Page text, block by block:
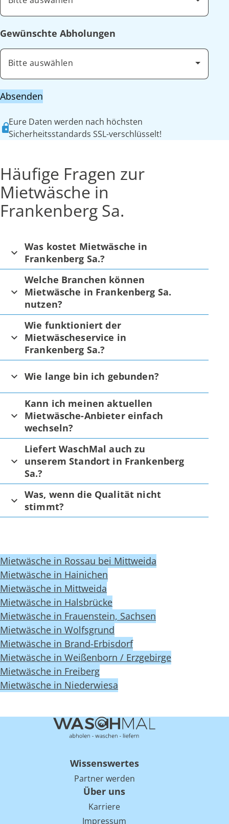
Gewünschte Abholungen
Bitte auswählen
Absenden
Eure Daten werden nach höchsten
Sicherheitsstandards SSL-verschlüsselt!
Häufige Fragen zur
Mietwäsche in
Frankenberg Sa.
Was kostet Mietwäsche in
Frankenberg Sa.?
Welche Branchen können
Mietwäsche in Frankenberg Sa.
nutzen?
Wie funktioniert der
Mietwäscheservice in
Frankenberg Sa.?
Wie lange bin ich gebunden?
Kann ich meinen aktuellen
Mietwäsche-Anbieter einfach
wechseln?
Liefert WaschMal auch zu
unserem Standort in Frankenberg
Sa.?
Was, wenn die Qualität nicht
stimmt?
Mietwäsche in Rossau bei Mittweida
Mietwäsche in Hainichen
Mietwäsche in Mittweida
Mietwäsche in Halsbrücke
Mietwäsche in Frauenstein, Sachsen
Mietwäsche in Wolfsgrund
Mietwäsche in Brand-Erbisdorf
Mietwäsche in Weißenborn / Erzgebirge
Mietwäsche in Freiberg
Mietwäsche in Niederwiesa
Wissenswertes
Partner werden
Über uns
Karriere
Impressum